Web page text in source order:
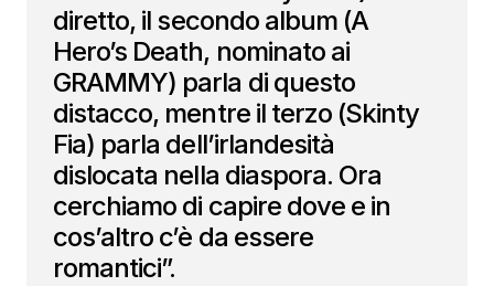
diretto, il secondo album (A
Hero’s Death, nominato ai
GRAMMY) parla di questo
distacco, mentre il terzo (Skinty
Fia) parla dell’irlandesità
dislocata nella diaspora. Ora
cerchiamo di capire dove e in
cos’altro c’è da essere
romantici”.